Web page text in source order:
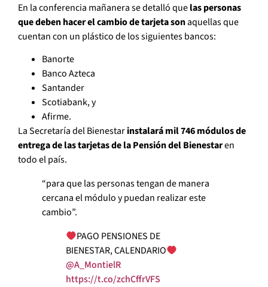
En la conferencia mañanera se detalló quelas personas
que deben hacer el cambio de tarjeta sonaquellas que
cuentan con un plástico de los siguientes bancos:
Banorte
Banco Azteca
Santander
Scotiabank, y
Afirme.
La Secretaría del Bienestarinstalará mil 746 módulos de
entrega de las tarjetas de la Pensión del Bienestaren
todo el país.
“para que las personas tengan de manera
cercana el módulo y puedan realizar este
cambio”.
PAGO PENSIONES DE
BIENESTAR, CALENDARIO
@A_MontielR
https://t.co/zchCffrVFS